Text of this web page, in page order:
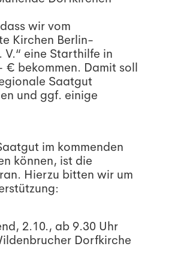
wir vom
Kirchen Berlin-
V.“ eine Starthilfe in
€ bekommen. Damit soll
Saatgut
und ggf. einige
im kommenden
können, ist die
Hierzu bitten wir um
2.10., ab 9.30 Uhr
Dorfkirche